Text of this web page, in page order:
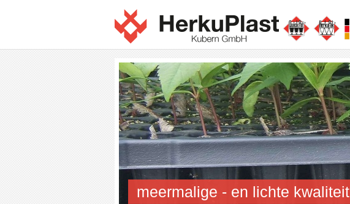
meermalige - en lichte kwaliteit